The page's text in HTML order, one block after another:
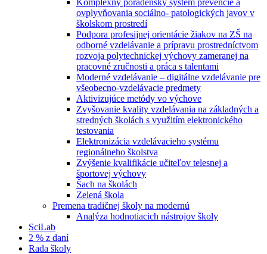
Komplexný poradenský systém prevencie a
ovplyvňovania sociálno- patologických javov v
školskom prostredí
Podpora profesijnej orientácie žiakov na ZŠ na
odborné vzdelávanie a prípravu prostredníctvom
rozvoja polytechnickej výchovy zameranej na
pracovné zručnosti a práca s talentami
Moderné vzdelávanie – digitálne vzdelávanie pre
všeobecno-vzdelávacie predmety
Aktivizujúce metódy vo výchove
Zvyšovanie kvality vzdelávania na základných a
stredných školách s využitím elektronického
testovania
Elektronizácia vzdelávacieho systému
regionálneho školstva
Zvýšenie kvalifikácie učiteľov telesnej a
športovej výchovy
Šach na školách
Zelená škola
Premena tradičnej školy na modernú
Analýza hodnotiacich nástrojov školy
SciLab
2 % z daní
Rada školy